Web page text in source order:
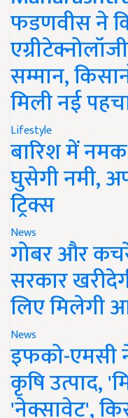
फडणवीस ने
सम्मान,
मिली नई
Lifestyle
बारिश में
घुसेगी नमी,
ट्रिक्स
News
गोबर और
सरकार
लिए मिलेगी
News
इफको-एमसी
कृषि उत्पाद,
'नेक्सावेट',